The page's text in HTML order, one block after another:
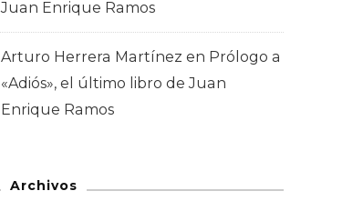
Juan Enrique Ramos
Arturo Herrera Martínez en Prólogo a
«Adiós», el último libro de Juan
Enrique Ramos
Archivos